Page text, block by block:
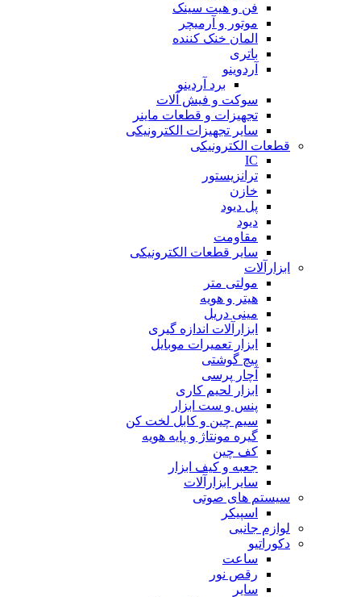
فن و هیت سینک
موتور و آرمیچر
المان خنک کننده
باتری
آردوینو
برد آردینو
سوکت و فیش آلات
تجهیزات و قطعات ماینر
سایر تجهیزات الکترونیکی
قطعات الکترونیکی
IC
ترانزیستور
خازن
پل دیود
دیود
مقاومت
سایر قطعات الکترونیکی
ابزارآلات
مولتی متر
هیتر و هویه
مینی دریل
ابزارآلات اندازه گیری
ابزار تعمیرات موبایل
پیچ گوشتی
آچار پرسی
ابزار لحیم کاری
پنس و ست ابزار
سیم چین و کابل لخت کن
گیره مونتاژ و پایه هویه
کف چین
جعبه و کیف ابزار
سایر ابزارآلات
سیستم های صوتی
اسپیکر
لوازم جانبی
دکوراتیو
ساعت
رقص نور
سایر